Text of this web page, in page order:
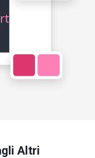
Altri